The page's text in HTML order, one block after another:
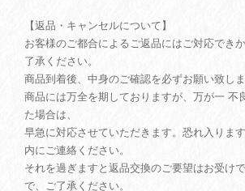
【返品・キャンセルについて】
お客様のご都合によるご返品にはご対応でき
了承ください。
商品到着後、中身のご確認を必ずお願い致しま
商品には万全を期しておりますが、万が一 不
た場合は、
早急に対応させていただきます。恐れ入りま
内にご連絡ください。
それを過ぎますと返品交換のご要望はお受け
で、ご了承ください。